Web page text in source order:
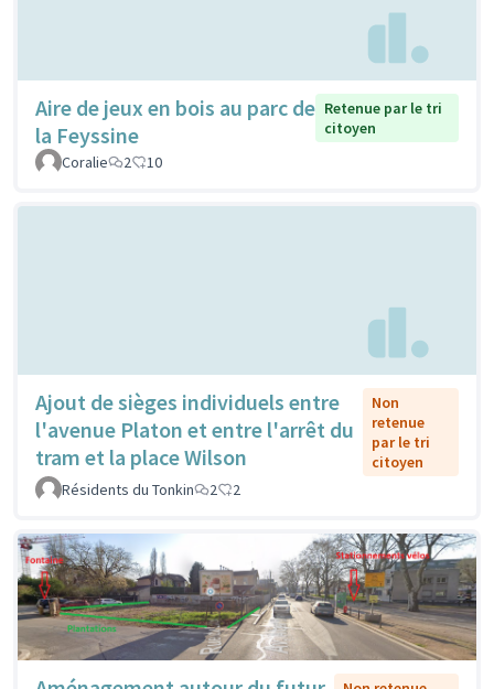
Aire de jeux en bois au parc de
la Feyssine
Retenue par le tri
citoyen
Coralie
2 10
Ajout de sièges individuels entre
l'avenue Platon et entre l'arrêt du
tram et la place Wilson
Non
retenue
par le tri
citoyen
Résidents du Tonkin
2 2